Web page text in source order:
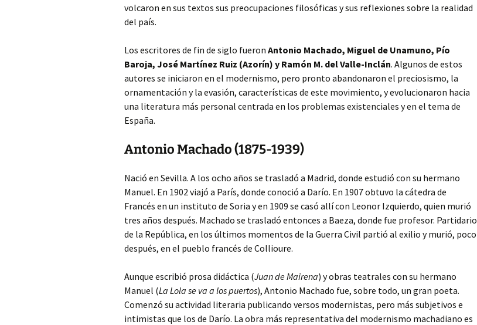
volcaron en sus textos sus preocupaciones filosóficas y sus reflexiones sobre la realidad
del país.
Los escritores de fin de siglo fueron Antonio Machado, Miguel de Unamuno, Pío
Baroja, José Martínez Ruiz (Azorín) y Ramón M. del Valle-Inclán. Algunos de estos
autores se iniciaron en el modernismo, pero pronto abandonaron el preciosismo, la
ornamentación y la evasión, características de este movimiento, y evolucionaron hacia
una literatura más personal centrada en los problemas existenciales y en el tema de
España.
Antonio Machado (1875-1939)
Nació en Sevilla. A los ocho años se trasladó a Madrid, donde estudió con su hermano
Manuel. En 1902 viajó a París, donde conoció a Darío. En 1907 obtuvo la cátedra de
Francés en un instituto de Soria y en 1909 se casó allí con Leonor Izquierdo, quien murió
tres años después. Machado se trasladó entonces a Baeza, donde fue profesor. Partidario
de la República, en los últimos momentos de la Guerra Civil partió al exilio y murió, poco
después, en el pueblo francés de Collioure.
Aunque escribió prosa didáctica (Juan de Mairena) y obras teatrales con su hermano
Manuel (La Lola se va a los puertos), Antonio Machado fue, sobre todo, un gran poeta.
Comenzó su actividad literaria publicando versos modernistas, pero más subjetivos e
intimistas que los de Darío. La obra más representativa del modernismo machadiano es